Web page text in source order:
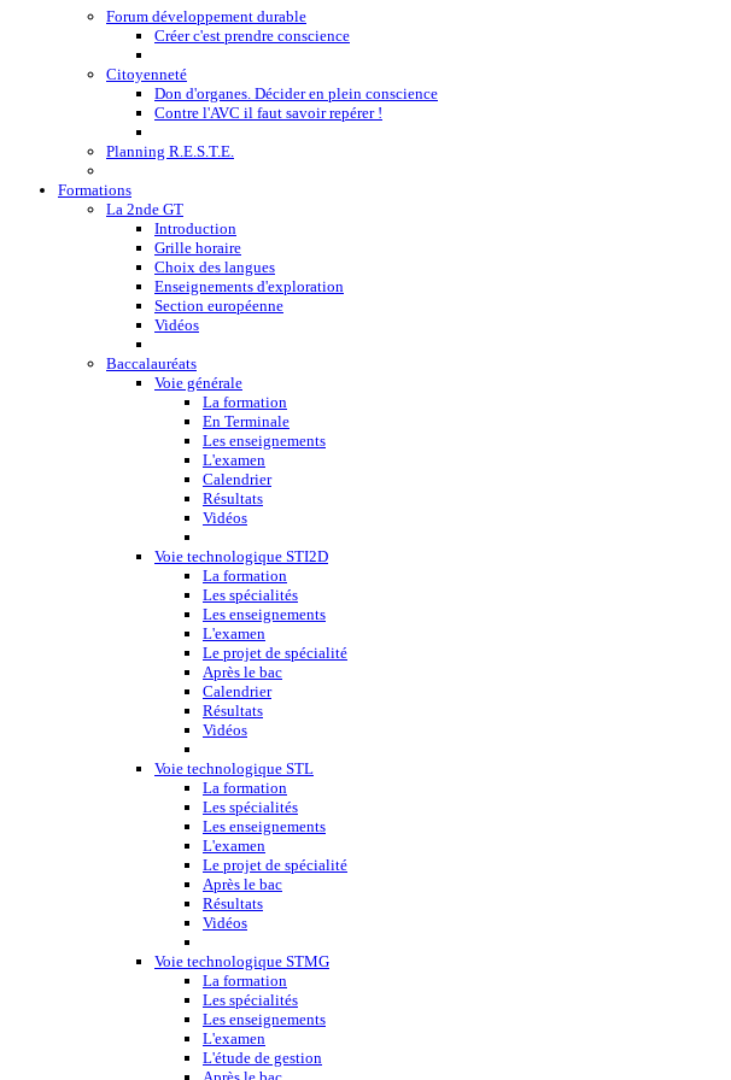
Forum développement durable
Créer c'est prendre conscience
Citoyenneté
Don d'organes. Décider en plein conscience
Contre l'AVC il faut savoir repérer !
Planning R.E.S.T.E.
Formations
La 2nde GT
Introduction
Grille horaire
Choix des langues
Enseignements d'exploration
Section européenne
Vidéos
Baccalauréats
Voie générale
La formation
En Terminale
Les enseignements
L'examen
Calendrier
Résultats
Vidéos
Voie technologique STI2D
La formation
Les spécialités
Les enseignements
L'examen
Le projet de spécialité
Après le bac
Calendrier
Résultats
Vidéos
Voie technologique STL
La formation
Les spécialités
Les enseignements
L'examen
Le projet de spécialité
Après le bac
Résultats
Vidéos
Voie technologique STMG
La formation
Les spécialités
Les enseignements
L'examen
L'étude de gestion